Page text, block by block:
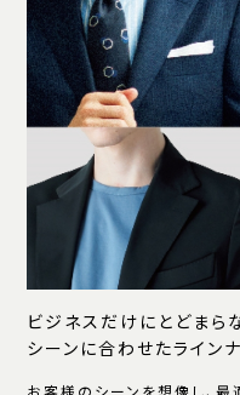
ビジネスだけにとどまらな
シーンに合わせたライン